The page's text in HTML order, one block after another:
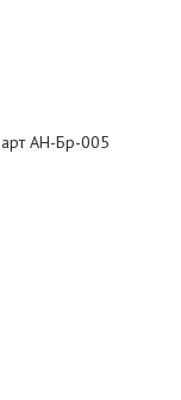
АН-Бр-005